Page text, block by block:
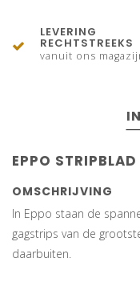
LEVERING
RECHTSTREEKS
vanuit ons
EPPO STRIPBLAD
OMSCHRIJVING
In Eppo staan de
gagstrips van de
daarbuiten.